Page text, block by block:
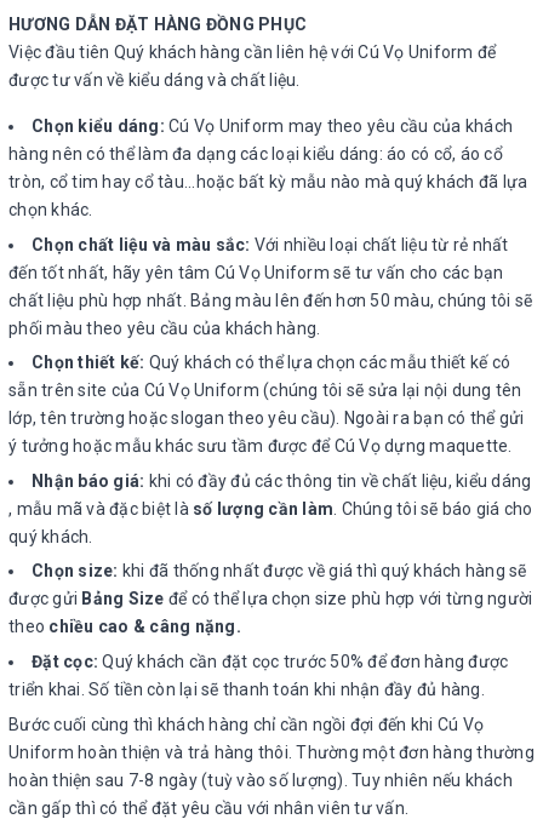
HƯƠNG DẪN ĐẶT HÀNG ĐỒNG PHỤC
Việc đầu tiên Quý khách hàng cần liên hệ với Cú Vọ Uniform để
được tư vấn về kiểu dáng và chất liệu.
Chọn kiểu dáng: Cú Vọ Uniform may theo yêu cầu của khách
hàng nên có thể làm đa dạng các loại kiểu dáng: áo có cổ, áo cổ
tròn, cổ tim hay cổ tàu...hoặc bất kỳ mẫu nào mà quý khách đã lựa
chọn khác.
Chọn chất liệu và màu sắc: Với nhiều loại chất liệu từ rẻ nhất
đến tốt nhất, hãy yên tâm Cú Vọ Uniform sẽ tư vấn cho các bạn
chất liệu phù hợp nhất. Bảng màu lên đến hơn 50 màu, chúng tôi sẽ
phối màu theo yêu cầu của khách hàng.
Chọn thiết kế: Quý khách có thể lựa chọn các mẫu thiết kế có
sẵn trên site của Cú Vọ Uniform (chúng tôi sẽ sửa lại nội dung tên
lớp, tên trường hoặc slogan theo yêu cầu). Ngoài ra bạn có thể gửi
ý tưởng hoặc mẫu khác sưu tầm được để Cú Vọ dựng maquette.
Nhận báo giá: khi có đầy đủ các thông tin về chất liệu, kiểu dáng
, mẫu mã và đặc biệt là số lượng cần làm . Chúng tôi sẽ báo giá cho
quý khách.
Chọn size: khi đã thống nhất được về giá thì quý khách hàng sẽ
được gửi Bảng Size để có thể lựa chọn size phù hợp với từng người
theo chiều cao & câng nặng.
Đặt cọc:Quý khách cần đặt cọc trước 50% để đơn hàng được
triển khai. Số tiền còn lại sẽ thanh toán khi nhận đầy đủ hàng.
Bước cuối cùng thì khách hàng chỉ cần ngồi đợi đến khi Cú Vọ
Uniform hoàn thiện và trả hàng thôi. Thường một đơn hàng thường
hoàn thiện sau 7-8 ngày (tuỳ vào số lượng). Tuy nhiên nếu khách
cần gấp thì có thể đặt yêu cầu với nhân viên tư vấn.